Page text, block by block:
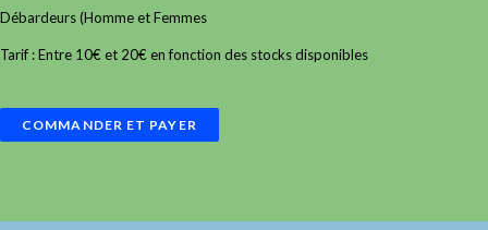
Débardeurs (Homme et Femmes
Tarif : Entre 10€ et 20€ en fonction des stocks disponibles
COMMANDER ET PAYER